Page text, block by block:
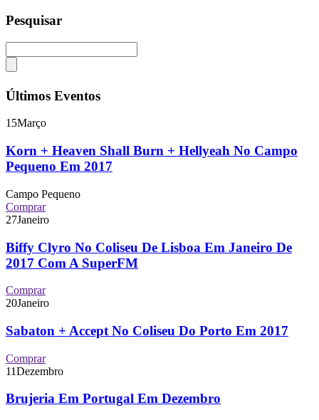
Pesquisar
Últimos Eventos
15Março
Korn + Heaven Shall Burn + Hellyeah No Campo
Pequeno Em 2017
Campo Pequeno
Comprar
27Janeiro
Biffy Clyro No Coliseu De Lisboa Em Janeiro De
2017 Com A SuperFM
Comprar
20Janeiro
Sabaton + Accept No Coliseu Do Porto Em 2017
Comprar
11Dezembro
Brujeria Em Portugal Em Dezembro